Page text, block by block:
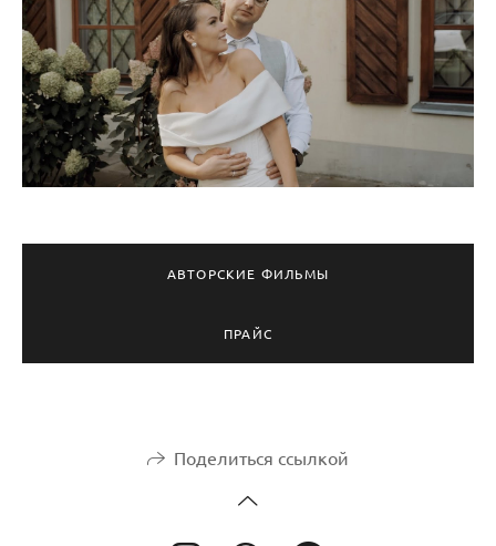
АВТОРСКИЕ ФИЛЬМЫ
ПРАЙС
Поделиться ссылкой